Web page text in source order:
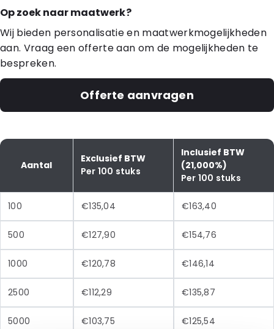
Op zoek naar maatwerk?
Wij bieden personalisatie en maatwerkmogelijkheden
aan. Vraag een offerte aan om de mogelijkheden te
bespreken.
Offerte aanvragen
Aantal
Exclusief BTW
Per 100 stuks
Inclusief BTW
(21,000%)
Per 100 stuks
100 €135,04 €163,40
500 €127,90 €154,76
1000 €120,78 €146,14
2500 €112,29 €135,87
5000 €103,75 €125,54